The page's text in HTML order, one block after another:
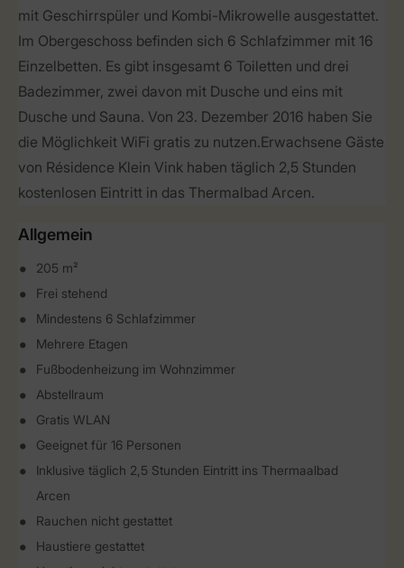
mit Geschirrspüler und Kombi-Mikrowelle ausgestattet.
Im Obergeschoss befinden sich 6 Schlafzimmer mit 16
Einzelbetten. Es gibt insgesamt 6 Toiletten und drei
Badezimmer, zwei davon mit Dusche und eins mit
Dusche und Sauna. Von 23. Dezember 2016 haben Sie
die Möglichkeit WiFi gratis zu nutzen.Erwachsene Gäste
von Résidence Klein Vink haben täglich 2,5 Stunden
kostenlosen Eintritt in das Thermalbad Arcen.
Allgemein
205 m²
Frei stehend
Mindestens 6 Schlafzimmer
Mehrere Etagen
Fußbodenheizung im Wohnzimmer
Abstellraum
Gratis WLAN
Geeignet für 16 Personen
Inklusive täglich 2,5 Stunden Eintritt ins Thermaalbad
Arcen
Rauchen nicht gestattet
Haustiere gestattet